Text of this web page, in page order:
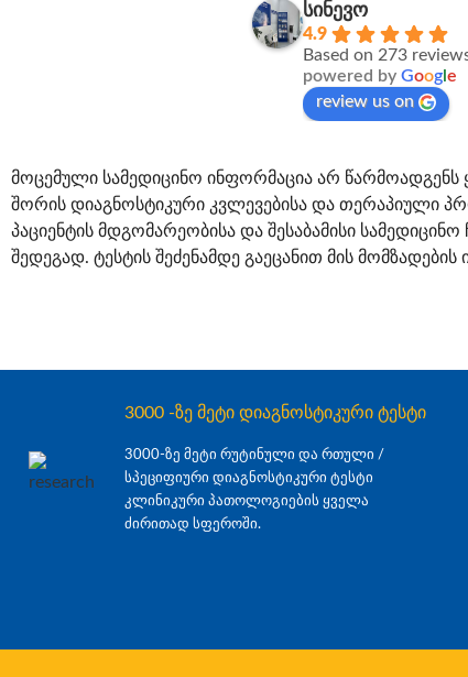
სინევო
4.9
Based on 273
powered byGoog le
review us on
მოცემული სამედიცინო ინფორმაცია არ
შორის დიაგნოსტიკური კვლევებისა და თერაპიული
პაციენტის მდგომარეობისა და შესაბამისი
შედეგად. ტესტის შეძენამდე გაეცანით მის მომზადების
3000 -ზე მეტი დიაგნოსტიკური ტესტი
3000-ზე მეტი რუტინული და რთული /
სპეციფიური დიაგნოსტიკური ტესტი
კლინიკური პათოლოგიების ყველა
ძირითად სფეროში.